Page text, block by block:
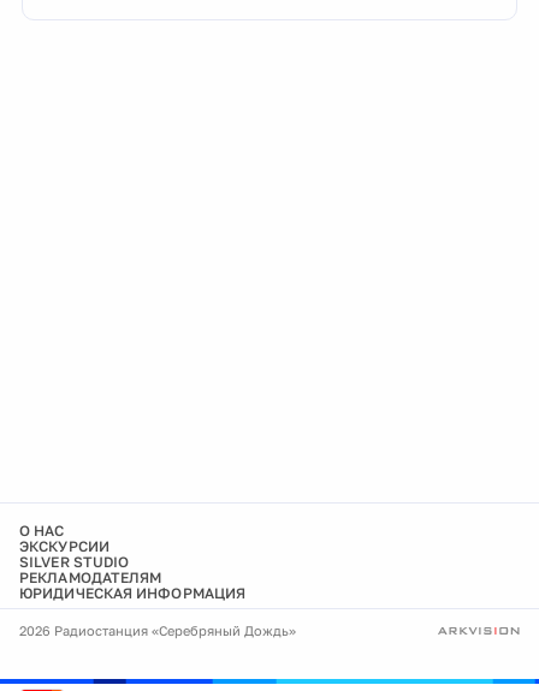
О НАС
ЭКСКУРСИИ
SILVER STUDIO
РЕКЛАМОДАТЕЛЯМ
ЮРИДИЧЕСКАЯ ИНФОРМАЦИЯ
2026 Радиостанция «Серебряный Дождь»